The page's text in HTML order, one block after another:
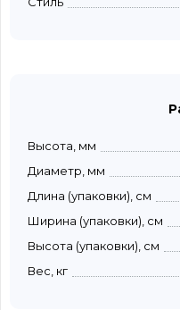
Высота, мм
Диаметр, мм
Длина (упаковки), см
Ширина (упаковки), см
Высота (упаковки), см
Вес, кг